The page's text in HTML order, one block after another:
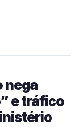
nega
e tráfico